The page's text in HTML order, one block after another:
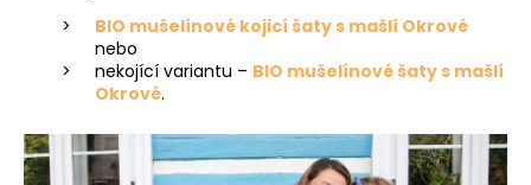
BIO mušelínové kojicí šaty s mašlí Okrové
nebo
nekojící variantu – BIO mušelínové šaty s mašlí
Okrové.